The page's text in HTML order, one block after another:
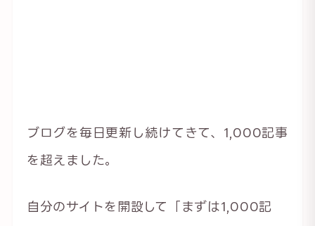
ブログを毎日更新し続けてきて、1,000記事
を超えました。
自分のサイトを開設して「まずは1,000記